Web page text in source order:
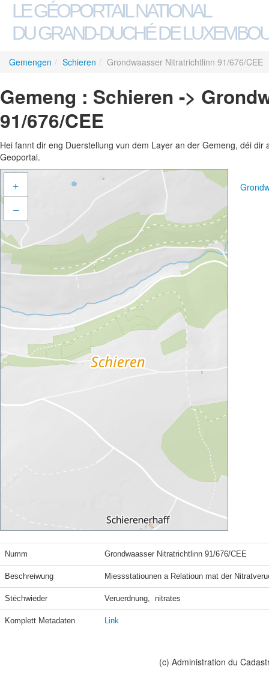
LE GÉOPORTAIL NATIONAL
DU GRAND-DUCHÉ DE
Gemengen / Schieren / Grondwaasser Nitratrichtlinn 91/676/CEE
Gemeng : Schieren ->
91/676/CEE
Hei fannt dir eng Duerstellung vun dem Layer an der Gemeng, déi
Geoportal.
+
–
Numm Grondwaasser Nitratrichtlinn 91/676/CEE
Beschreiwung Miessstatiounen a Relatioun mat der
Stëchwieder Veruerdnung,  nitrates
Komplett Metadaten Link
(c) Administration du